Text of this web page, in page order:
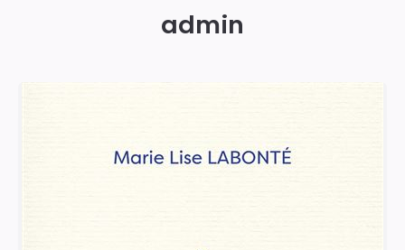
admin